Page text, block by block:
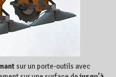
sur un porte-outils avec